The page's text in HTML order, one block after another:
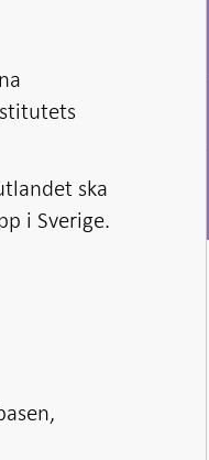
ska
i Sverige.